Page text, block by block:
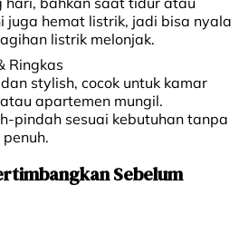
juga hemat listrik, jadi bisa nyala
listrik melonjak.
Ringkas
stylish, cocok untuk kamar
apartemen mungil.
pindah sesuai kebutuhan tanpa
Sebelum